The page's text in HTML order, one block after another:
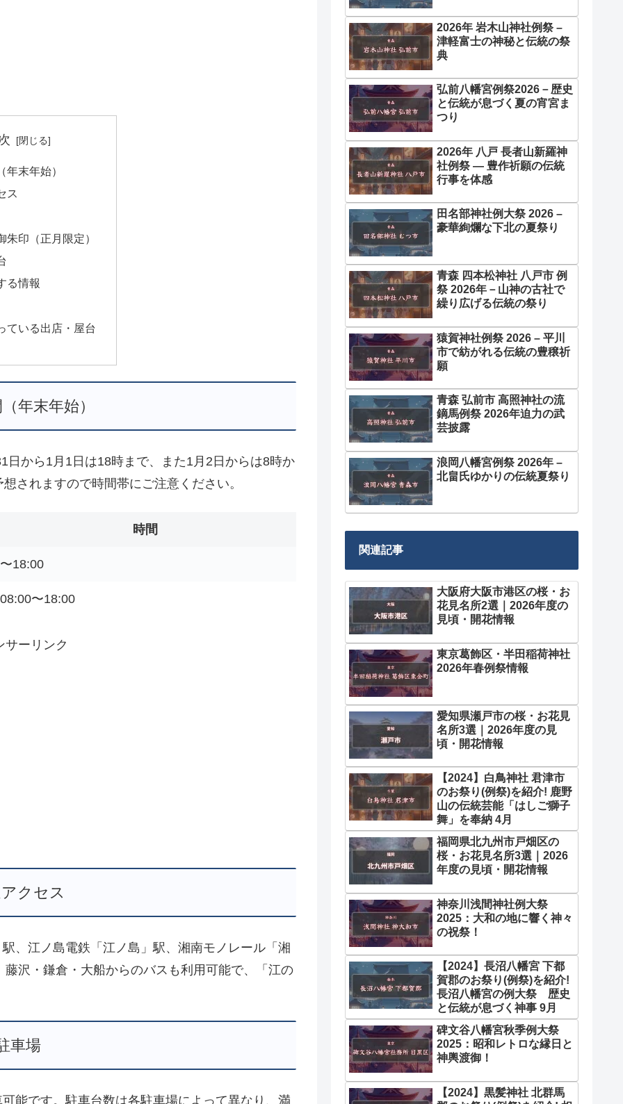
年末年始）
ス
朱印（正月限定）
る情報
ている出店・屋台
年末年始）
から1月1日は18時まで、また1月2日からは8時か
されますので時間帯にご注意ください。
時間
〜18:00
08:00〜18:00
サーリンク
クセス
、江ノ島電鉄「江ノ島」駅、湘南モノレール「湘
沢・鎌倉・大船からのバスも利用可能で、「江の
車場
能です。駐車台数は各駐車場によって異なり、満
2026年 岩木山神社例祭 –
津軽富士の神秘と伝統の祭
典
弘前八幡宮例祭2026－歴史
と伝統が息づく夏の宵宮ま
つり
2026年 八戸 長者山新羅神
社例祭 ― 豊作祈願の伝統
行事を体感
田名部神社例大祭 2026 –
豪華絢爛な下北の夏祭り
青森 四本松神社 八戸市 例
祭 2026年－山神の古社で
繰り広げる伝統の祭り
猿賀神社例祭 2026 – 平川
市で紡がれる伝統の豊穣祈
願
青森 弘前市 高照神社の流
鏑馬例祭 2026年迫力の武
芸披露
浪岡八幡宮例祭 2026年 –
北畠氏ゆかりの伝統夏祭り
関連記事
大阪府大阪市港区の桜・お
花見名所2選｜2026年度の
見頃・開花情報
東京葛飾区・半田稲荷神社
2026年春例祭情報
愛知県瀬戸市の桜・お花見
名所3選｜2026年度の見
頃・開花情報
【2024】白鳥神社 君津市
のお祭り(例祭)を紹介! 鹿野
山の伝統芸能「はしご獅子
舞」を奉納 4月
福岡県北九州市戸畑区の
桜・お花見名所3選｜2026
年度の見頃・開花情報
神奈川浅間神社例大祭
2025：大和の地に響く神々
の祝祭！
【2024】長沼八幡宮 下都
賀郡のお祭り(例祭)を紹介!
長沼八幡宮の例大祭 歴史
と伝統が息づく神事 9月
碑文谷八幡宮秋季例大祭
2025：昭和レトロな縁日と
神輿渡御！
【2024】黒髪神社 北群馬